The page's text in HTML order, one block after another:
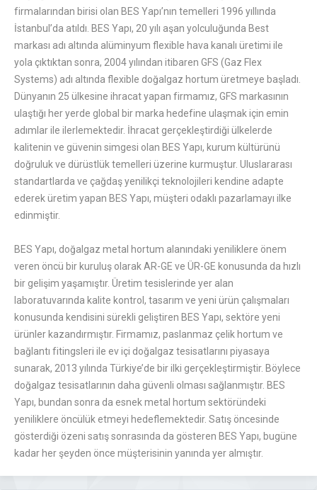
firmalarından birisi olan BES Yapı’nın temelleri 1996 yıllında
İstanbul’da atıldı. BES Yapı, 20 yılı aşan yolculuğunda Best
markası adı altında alüminyum flexible hava kanalı üretimi ile
yola çıktıktan sonra, 2004 yılından itibaren GFS (Gaz Flex
Systems) adı altında flexible doğalgaz hortum üretmeye başladı.
Dünyanın 25 ülkesine ihracat yapan firmamız, GFS markasının
ulaştığı her yerde global bir marka hedefine ulaşmak için emin
adımlar ile ilerlemektedir. İhracat gerçekleştirdiği ülkelerde
kalitenin ve güvenin simgesi olan BES Yapı, kurum kültürünü
doğruluk ve dürüstlük temelleri üzerine kurmuştur. Uluslararası
standartlarda ve çağdaş yenilikçi teknolojileri kendine adapte
ederek üretim yapan BES Yapı, müşteri odaklı pazarlamayı ilke
edinmiştir.
BES Yapı, doğalgaz metal hortum alanındaki yeniliklere önem
veren öncü bir kuruluş olarak AR-GE ve ÜR-GE konusunda da hızlı
bir gelişim yaşamıştır. Üretim tesislerinde yer alan
laboratuvarında kalite kontrol, tasarım ve yeni ürün çalışmaları
konusunda kendisini sürekli geliştiren BES Yapı, sektöre yeni
ürünler kazandırmıştır. Firmamız, paslanmaz çelik hortum ve
bağlantı fitingsleri ile ev içi doğalgaz tesisatlarını piyasaya
sunarak, 2013 yılında Türkiye’de bir ilki gerçekleştirmiştir. Böylece
doğalgaz tesisatlarının daha güvenli olması sağlanmıştır. BES
Yapı, bundan sonra da esnek metal hortum sektöründeki
yeniliklere öncülük etmeyi hedeflemektedir. Satış öncesinde
gösterdiği özeni satış sonrasında da gösteren BES Yapı, bugüne
kadar her şeyden önce müşterisinin yanında yer almıştır.